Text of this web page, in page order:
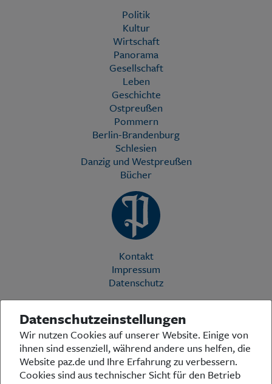
Politik
Kultur
Wirtschaft
Panorama
Gesellschaft
Leben
Geschichte
Ostpreußen
Pommern
Berlin-Brandenburg
Schlesien
Danzig und Westpreußen
Bücher
Kontakt
Impressum
Datenschutz
Die Preußische Allgemeine Zeitung (PAZ) ist eine einzigartige Stimme
in der deutschen Medienlandschaft. Woche für Woche berichtet sie
über das aktuelle Zeitgeschehen in Politik, Kultur und Wirtschaft und
bezieht zu den grundlegenden Entwicklungen unserer Gesellschaft
Stellung. In ihrer Arbeit fühlt sich die Redaktion dem traditionellen
Datenschutzeinstellungen
Wir nutzen Cookies auf unserer Website. Einige von
ihnen sind essenziell, während andere uns helfen, die
Website paz.de und Ihre Erfahrung zu verbessern.
Cookies sind aus technischer Sicht für den Betrieb